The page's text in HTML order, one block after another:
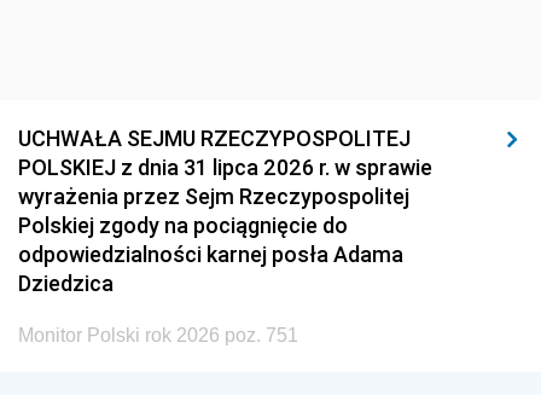
UCHWAŁA SEJMU RZECZYPOSPOLITEJ
POLSKIEJ z dnia 31 lipca 2026 r. w sprawie
wyrażenia przez Sejm Rzeczypospolitej
Polskiej zgody na pociągnięcie do
odpowiedzialności karnej posła Adama
Dziedzica
Monitor Polski rok 2026 poz. 751